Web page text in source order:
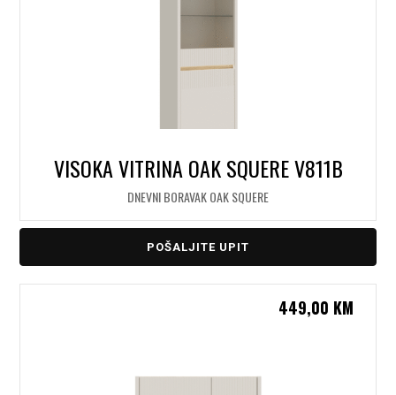
VISOKA VITRINA OAK SQUERE V811B
DNEVNI BORAVAK OAK SQUERE
POŠALJITE UPIT
449,00 KM